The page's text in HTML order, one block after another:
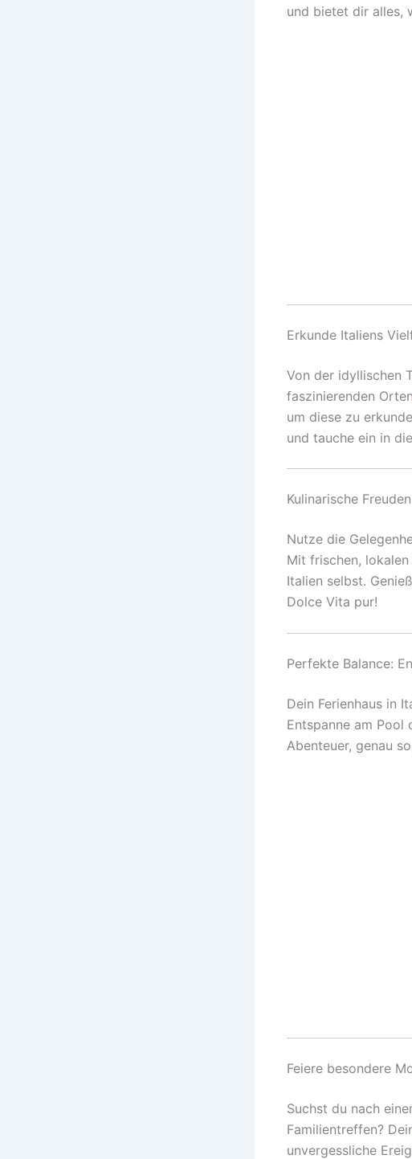
und bietet dir alles,
Erkunde Italiens
Von der idyllischen
faszinierenden
um diese zu
und tauche ein in
Kulinarische
Nutze die
Mit frischen,
Italien selbst.
Dolce Vita pur!
Perfekte Balance:
Dein Ferienhaus in
Entspanne am Pool
Abenteuer, genau
Feiere besondere
Suchst du nach
Familientreffen?
unvergessliche